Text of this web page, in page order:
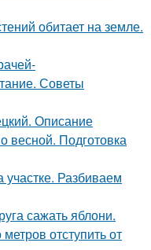
обитает на земле.
Советы
Описание
весной. Подготовка
Разбиваем
сажать яблони.
отступить от